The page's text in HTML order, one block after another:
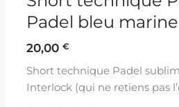
Padel bleu marine
20,00€
Short technique Padel
Interlock (qui ne retiens pas